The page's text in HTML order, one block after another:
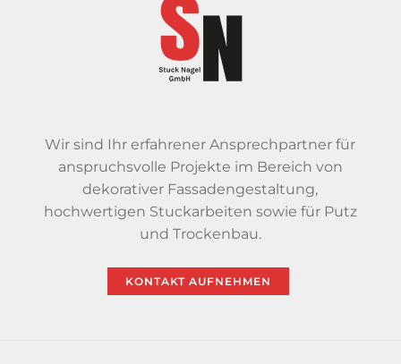
Wir sind Ihr erfahrener Ansprechpartner für
anspruchsvolle Projekte im Bereich von
dekorativer Fassadengestaltung,
hochwertigen Stuckarbeiten sowie für Putz
und Trockenbau.
KONTAKT AUFNEHMEN